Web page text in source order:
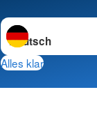
Sprache wechseln
Alles klar